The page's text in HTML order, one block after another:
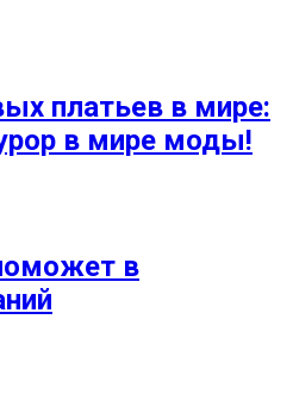
платьев в мире:
в мире моды!
в